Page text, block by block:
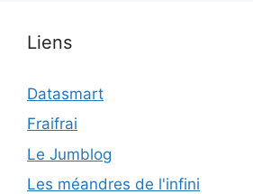
Liens
Datasmart
Fraifrai
Le Jumblog
Les méandres de l'infini